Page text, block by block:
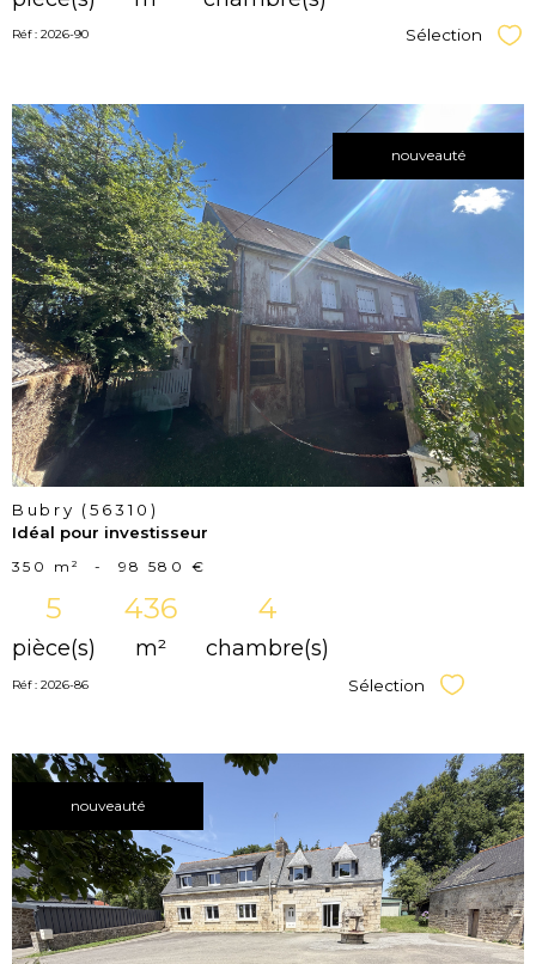
Réf : 2026-90 Sélection
nouveauté
voir le
bien
Bubry (56310)
Idéal pour investisseur
350 m² - 98 580 €
5
pièce(s)
436
m²
4
chambre(s)
Réf : 2026-86 Sélection Sélectionner
nouveauté
voir le